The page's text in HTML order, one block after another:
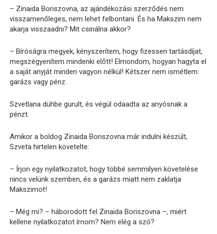
– Zinaida Boriszovna, az ajándékozási szerződés nem
visszamenőleges, nem lehet felbontani. És ha Makszim nem
akarja visszaadni? Mit csinálna akkor?
– Bíróságra megyek, kényszerítem, hogy fizessen tartásdíjat,
megszégyenítem mindenki előtt! Elmondom, hogyan hagyta el
a saját anyját minden vagyon nélkül! Kétszer nem ismétlem:
garázs vagy pénz.
Szvetlana dühbe gurult, és végül odaadta az anyósnak a
pénzt.
Amikor a boldog Zinaida Boriszovna már indulni készült,
Szveta hirtelen követelte:
– Írjon egy nyilatkozatot, hogy többé semmilyen követelése
nincs velünk szemben, és a garázs miatt nem zaklatja
Makszimot!
– Még mi? – háborodott fel Zinaida Boriszovna –, miért
kellene nyilatkozatot írnom? Nem elég a szó?